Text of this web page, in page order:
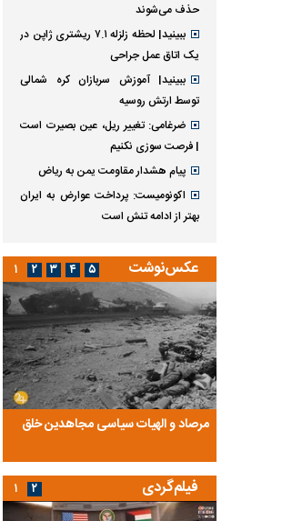
حذف می‌شوند
ببینید| لحظه زلزله ۷.۱ ریشتری ژاپن در
یک اتاق عمل جراحی
ببینید| آموزش سربازان کره شمالی
توسط ارتش روسیه
ضرغامی: تغییر ریل، عین بصیرت است
| فرصت سوزی نکنیم
پیام هشدار مقاومت یمن به ریاض
اکونومیست: پرداخت عوارض به ایران
بهتر از ادامه تنش است
عکس‌نوشت
مرصاد و الهیات سیاسی مجاهدین خلق
۱ ۲ ۳ ۴ ۵
فیلم‌گردی ۱ ۲